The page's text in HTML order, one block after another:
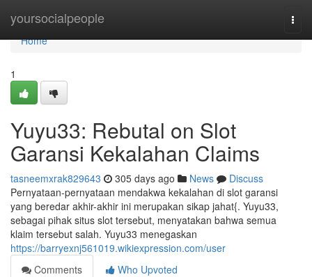
yoursocialpeople
Home
Home
1
Yuyu33: Rebutal on Slot
Garansi Kekalahan Claims
tasneemxrak829643 305 days ago News
Discuss
Pernyataan-pernyataan mendakwa kekalahan di slot garansi
yang beredar akhir-akhir ini merupakan sikap jahat{. Yuyu33,
sebagai pihak situs slot tersebut, menyatakan bahwa semua
klaim tersebut salah. Yuyu33 menegaskan
https://barryexnj561019.wikiexpression.com/user
Comments
Who Upvoted